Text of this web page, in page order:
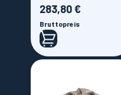
Preis
283,80 €
Bruttopreis